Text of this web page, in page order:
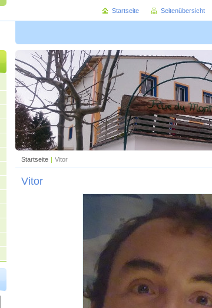
Startseite | Vitor
Vitor
Startseite Seitenübersicht